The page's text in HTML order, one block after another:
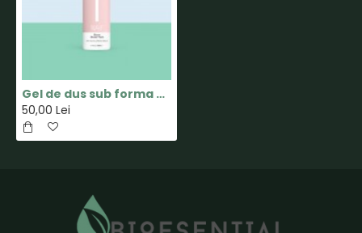
Gel de dus sub forma de spuma - BLOOM - Adulti - 200ml - Naïf
50,00 Lei